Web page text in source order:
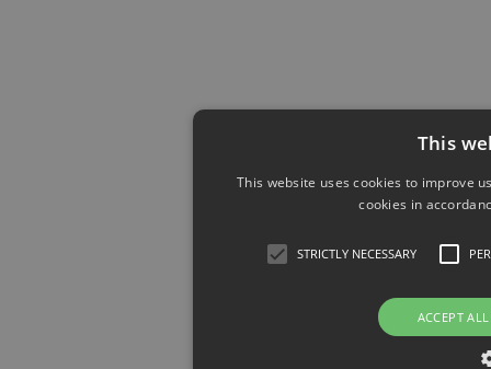
This
This website uses cookies to improve
cookies in
STRICTLY NECESSARY
ACCEPT ALL